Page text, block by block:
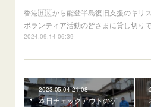
香港🇭🇰から能登半島復旧支援のキリ
ボランティア活動の皆さまに貸し切り
2024.09.14 06:39
2023.05.04 21:08
本日チェックアウトのゲ